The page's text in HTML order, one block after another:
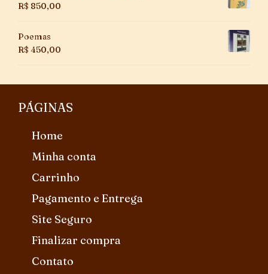
R$ 850,00
Poemas
R$ 450,00
PÁGINAS
Home
Minha conta
Carrinho
Pagamento e Entrega
Site Seguro
Finalizar compra
Contato